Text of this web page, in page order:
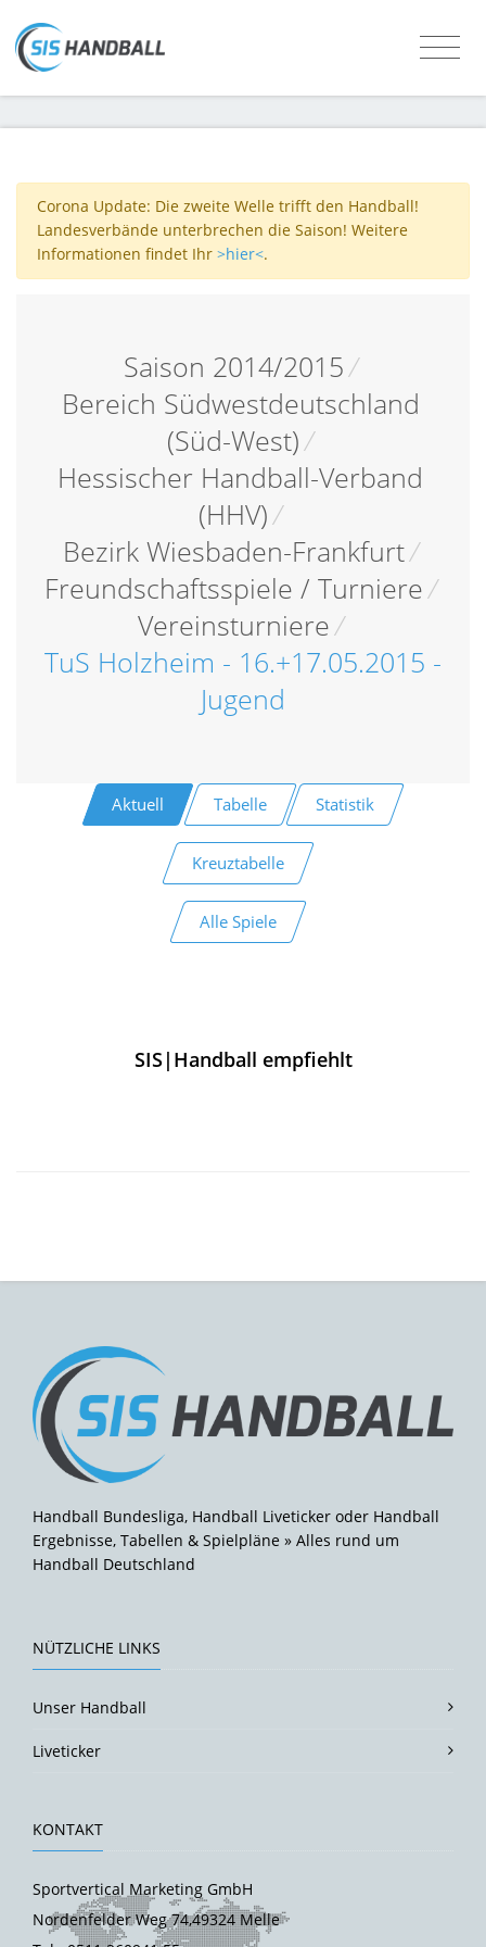
Corona Update: Die zweite Welle trifft den Handball!
Landesverbände unterbrechen die Saison! Weitere
Informationen findet Ihr >hier<.
Saison 2014/2015/
Bereich Südwestdeutschland
(Süd-West)/
Hessischer Handball-Verband
(HHV)/
Bezirk Wiesbaden-Frankfurt/
Freundschaftsspiele / Turniere/
Vereinsturniere/
TuS Holzheim - 16.+17.05.2015 -
Jugend
Aktuell Tabelle Statistik
Kreuztabelle
Alle Spiele
SIS|Handball empfiehlt
Handball Bundesliga, Handball Liveticker oder Handball
Ergebnisse, Tabellen & Spielpläne » Alles rund um
Handball Deutschland
NÜTZLICHE LINKS
Unser Handball
Liveticker
KONTAKT
Sportvertical Marketing GmbH
Nordenfelder Weg 74,49324 Melle